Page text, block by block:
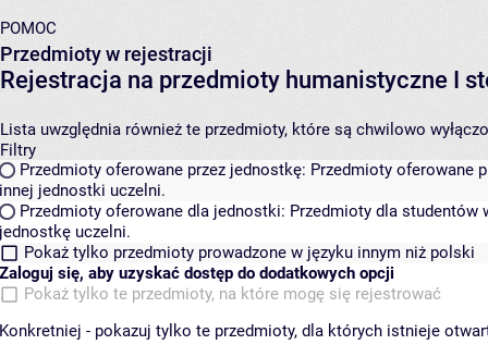
POMOC
Przedmioty w rejestracji
Rejestracja na przedmioty humanistyczne I
Lista uwzględnia również te przedmioty, które są chwilowo
Filtry
Przedmioty oferowane przez jednostkę: Przedmioty oferowane
innej jednostki uczelni.
Przedmioty oferowane dla jednostki: Przedmioty dla studentów
jednostkę uczelni.
Pokaż tylko przedmioty prowadzone w języku innym niż polski
Zaloguj się, aby uzyskać dostęp do dodatkowych opcji
Pokaż tylko te przedmioty, na które mogę się rejestrować
Konkretniej - pokazuj tylko te przedmioty, dla których istnieje